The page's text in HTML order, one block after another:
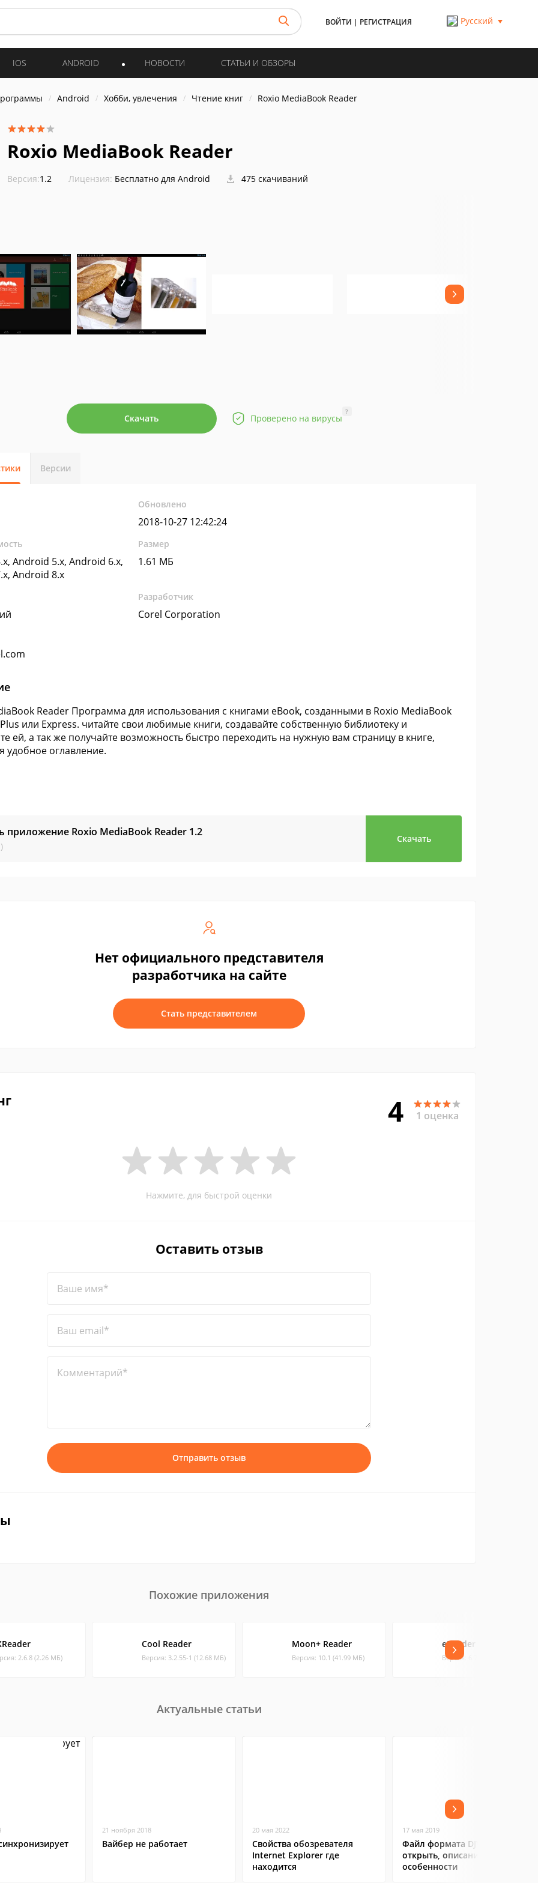
ВОЙТИ | РЕГИСТРАЦИЯ Русский
IOS ANDROID НОВОСТИ СТАТЬИ И ОБЗОРЫ
Android Хобби, увлечения Чтение книг Roxio MediaBook Reader
Roxio MediaBook Reader
Версия:1.2 Лицензия: Бесплатно для Android 475 скачиваний
Скачать Проверено на вирусы
?
Версии
Обновлено
2018-10-27 12:42:24
Android 5.x, Android 6.x,
Android 8.x
Размер
1.61 МБ
Разработчик
Corel Corporation
Reader Программа для использования с книгами eBook, созданными в Roxio MediaBook
или Express. читайте свои любимые книги, создавайте собственную библиотеку и
ей, а так же получайте возможность быстро переходить на нужную вам страницу в книге,
удобное оглавление.
приложение Roxio MediaBook Reader 1.2
Скачать
Нет официального представителя
разработчика на сайте
Стать представителем
4 1 оценка
Нажмите, для быстрой оценки
Оставить отзыв
Ваше имя*
Ваш email*
Комментарий*
Отправить отзыв
Похожие приложения
2.6.8 (2.26 МБ)
Cool Reader
Версия: 3.2.55-1 (12.68 МБ)
Moon+ Reader
Версия: 10.1 (41.99 МБ)
eReader Prestigio
Версия: 6.7.7 (56.14 МБ)
Актуальные статьи
21 ноября 2018
Вайбер не работает
20 мая 2022
Свойства обозревателя
Internet Explorer где
находится
17 мая 2019
Файл формата DJVu: чем
открыть, описание,
особенности